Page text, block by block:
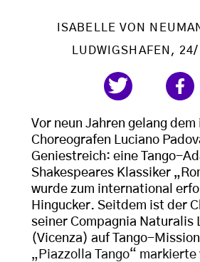
ISABELLE VON
LUDWIGSHAFEN ,
Vor neun Jahren gelang
Choreografen Luciano
Geniestreich: eine Tango-
Shakespeares Klassiker
wurde zum international
Hingucker. Seitdem ist der
seiner Compagnia Naturalis
(Vicenza) auf Tango-
„Piazzolla Tango“